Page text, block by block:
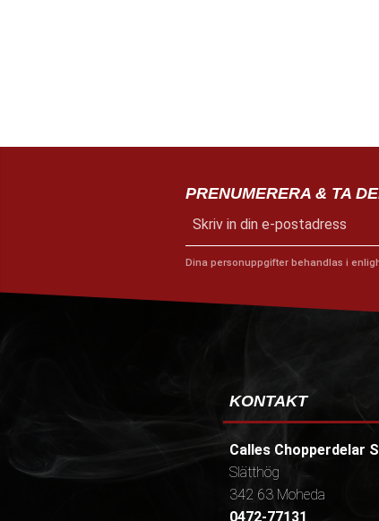
PRENUMERERA & TA
Dina personuppgifter behandlas i
KONTAKT
Calles Chopperdelar
Slätthög
342 63 Moheda
0472-77131